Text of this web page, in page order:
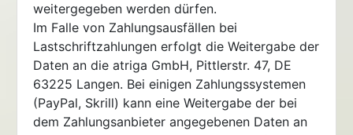
weitergegeben werden dürfen.
Im Falle von Zahlungsausfällen bei
Lastschriftzahlungen erfolgt die Weitergabe der
Daten an die atriga GmbH, Pittlerstr. 47, DE
63225 Langen. Bei einigen Zahlungssystemen
(PayPal, Skrill) kann eine Weitergabe der bei
dem Zahlungsanbieter angegebenen Daten an